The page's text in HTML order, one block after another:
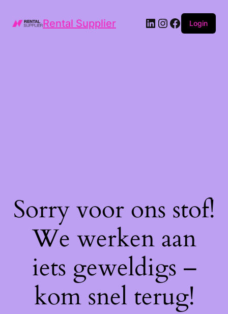
Rental Supplier LinkedIn
Instagram
Facebook
Login
Sorry voor ons stof!
We werken aan
iets geweldigs –
kom snel terug!